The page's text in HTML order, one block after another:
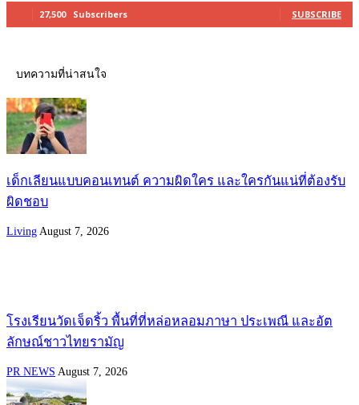
27,500 Subscribers SUBSCRIBE
บทความที่น่าสนใจ
เด็กเลียนแบบคอนเทนต์ ความผิดใคร และใครกันแน่ที่ต้องรับ
ผิดชอบ
Living August 7, 2026
โรงเรียนวัดเจ็ดริ้ว พื้นที่ที่หล่อหลอมภาษา ประเพณี และอัต
ลักษณ์ชาวไทยรามัญ
PR NEWS August 7, 2026